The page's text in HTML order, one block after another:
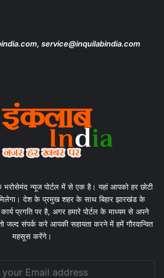
service@inquilabindia.com
भरोसेमंद न्यूज पोर्टल में से एक है। यहां आपको हर छोटी
देश के प्रमुख शहर के साथ बिहार झारखंड के
कार्य प्रगति पर है, अगर हमारे पोर्टल के माध्यम से अपने
जल्द संपर्क करे आपकी सहायता करने में हमें गौरवान्वित
महसूस करेंगे।